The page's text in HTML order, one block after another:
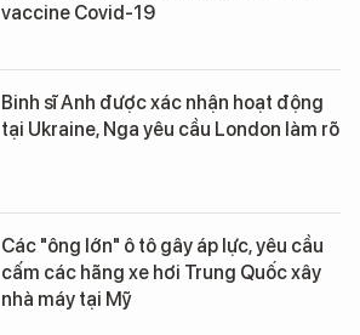
vaccine Covid-19
Binh sĩ Anh được xác nhận hoạt động
tại Ukraine, Nga yêu cầu London làm rõ
Các "ông lớn" ô tô gây áp lực, yêu cầu
cấm các hãng xe hơi Trung Quốc xây
nhà máy tại Mỹ